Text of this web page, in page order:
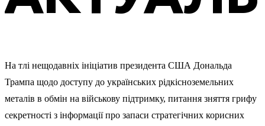
На тлі нещодавніх ініціатив президента США Дональда
Трампа щодо доступу до українських рідкісноземельних
металів в обмін на військову підтримку, питання зняття грифу
секретності з інформації про запаси стратегічних корисних